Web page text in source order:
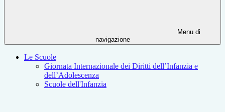
Menu di
navigazione
Le Scuole
Giornata Internazionale dei Diritti dell’Infanzia e
dell’Adolescenza
Scuole dell'Infanzia